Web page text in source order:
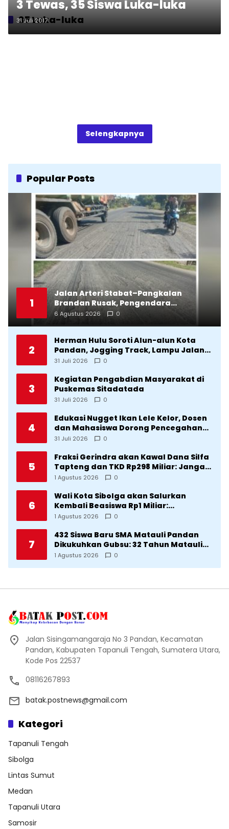
35 Luka-luka
3 Tewas, 35 Siswa Luka-luka
31 Juli 2017
Selengkapnya
Popular Posts
1
Jalan Arteri Stabat–Pangkalan
Brandan Rusak, Pengendara
Terancam Celaka
6 Agustus 2026 0
2
Herman Hulu Soroti Alun-alun Kota
Pandan, Jogging Track, Lampu Jalan
Lingkar Kota yang Tak Terurus
31 Juli 2026 0
3
Kegiatan Pengabdian Masyarakat di
Puskemas Sitadatada
31 Juli 2026 0
4
Edukasi Nugget Ikan Lele Kelor, Dosen
dan Mahasiswa Dorong Pencegahan
Stunting di Desa Silangkitang
31 Juli 2026 0
5
Fraksi Gerindra akan Kawal Dana Silfa
Tapteng dan TKD Rp298 Miliar: Jangan
Sampai Pekerjaan Pusat dan Provinsi
1 Agustus 2026 0
6
Wali Kota Sibolga akan Salurkan
Kembali Beasiswa Rp1 Miliar:
Diproritaskan Mahasiswa Korban
1 Agustus 2026 0
7
432 Siswa Baru SMA Matauli Pandan
Dikukuhkan Gubsu: 32 Tahun Matauli
Cetak SDM Unggul
1 Agustus 2026 0
Jalan Sisingamangaraja No 3 Pandan, Kecamatan
Pandan, Kabupaten Tapanuli Tengah, Sumatera Utara,
Kode Pos 22537
08116267893
batak.postnews@gmail.com
Kategori
Tapanuli Tengah
Sibolga
Lintas Sumut
Medan
Tapanuli Utara
Samosir